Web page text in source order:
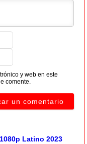
y web en este
comente.
Latino 2023